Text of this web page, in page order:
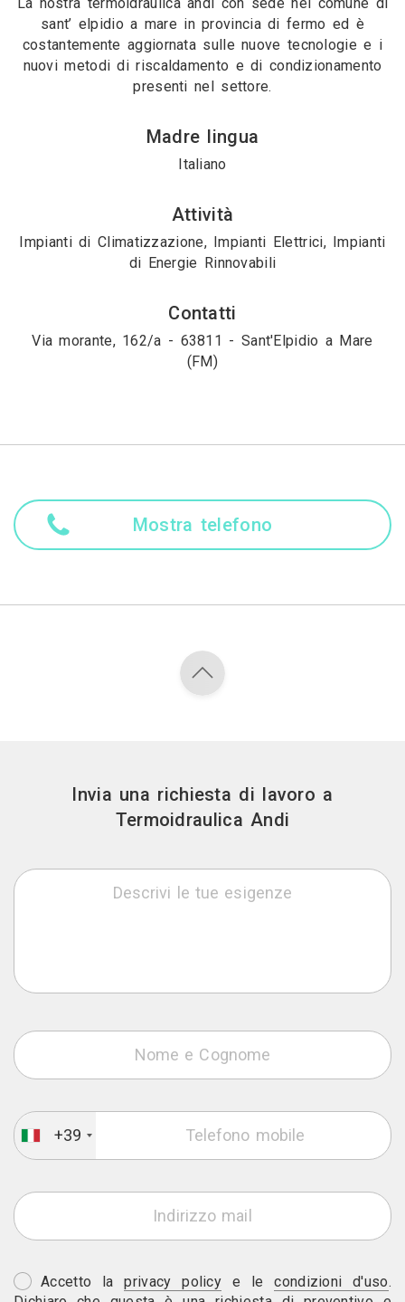
sant’ elpidio a mare in provincia di fermo ed è
costantemente aggiornata sulle nuove tecnologie e i
nuovi metodi di riscaldamento e di condizionamento
presenti nel settore.
Madre lingua
Italiano
Attività
Impianti di Climatizzazione, Impianti Elettrici, Impianti
di Energie Rinnovabili
Contatti
Via morante, 162/a - 63811 - Sant'Elpidio a Mare
(FM)
Mostra telefono
Invia una richiesta di lavoro a
Termoidraulica Andi
+39
Accetto laprivacy policy e lecondizioni d'uso.